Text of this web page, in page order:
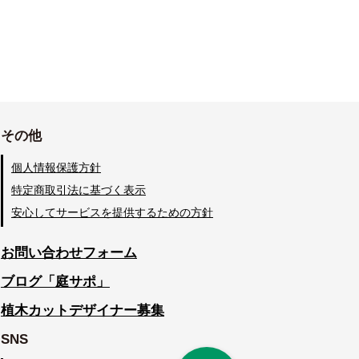
その他
個人情報保護方針
特定商取引法に基づく表示
安心してサービスを提供するための方針
お問い合わせフォーム
ブログ「庭サポ」
植木カットデザイナー募集
SNS